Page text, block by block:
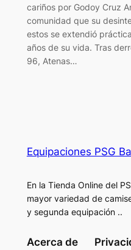
cariños por Godoy Cruz
comunidad que su
estos se extendió
años de su vida. Tras
96, Atenas…
Equipaciones PSG
En la Tienda Online del
mayor variedad de
y segunda equipación ..
Acerca de